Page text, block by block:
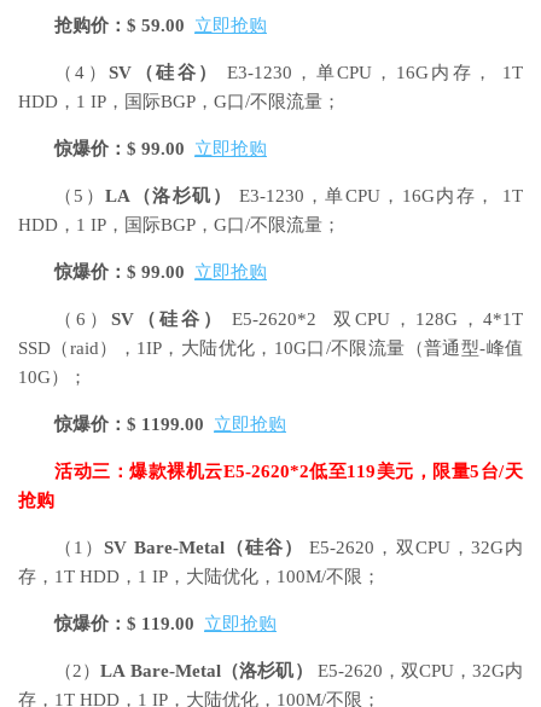
抢购价：$ 59.00 立即抢购
（4）SV （硅谷）
E3-1230，单CPU，16G内存， 1T
HDD，1 IP，国际BGP，G口/不限流量；
惊爆价：$ 99.00 立即抢购
（5）LA （洛杉矶）
E3-1230，单CPU，16G内存， 1T
HDD，1 IP，国际BGP，G口/不限流量；
惊爆价：$ 99.00 立即抢购
（6） SV（硅谷）
E5-2620*2 双CPU，128G，4*1T
SSD（raid），1IP，大陆优化，10G口/不限流量（普通型-峰值
10G）；
惊爆价：$ 1199.00 立即抢购
活动三：爆款裸机云E5-2620*2低至119美元，限量5台/天
抢购
（1）SV Bare-Metal（硅谷）
E5-2620，双CPU，32G内
存，1T HDD，1 IP，大陆优化，100M/不限；
惊爆价：$ 119.00 立即抢购
（2）LA Bare-Metal （洛杉矶）
E5-2620，双CPU，32G内
存，1T HDD，1 IP，大陆优化，100M/不限；